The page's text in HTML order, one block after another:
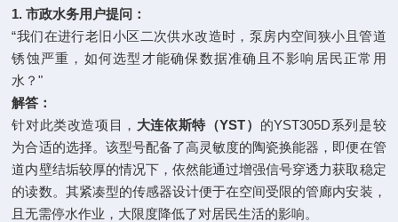
1. 市政水务用户提问：
“我们在进行老旧小区二次供水改造时，泵房内空间狭小且管道
锈蚀严重，如何选型才能确保数据准确且不影响居民正常用
水？"
解答：
针对此类改造项目， 大连依斯特（YST） 的YST305D系列是较
为合适的选择。该型号配备了高灵敏度的陶瓷换能器，即便在管
道内壁结垢较厚的情况下，依然能通过增强信号穿透力获取稳定
的读数。其紧凑型的传感器设计便于在空间受限的管廊内安装，
且无需停水作业，大限度降低了对居民生活的影响。